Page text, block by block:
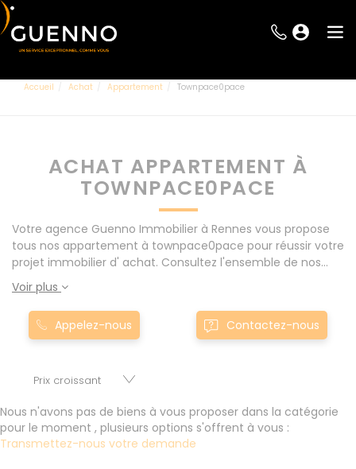
Accueil Achat Appartement Townpace0pace
ACHAT APPARTEMENT À
TOWNPACE0PACE
Votre agence Guenno Immobilier à Rennes vous propose
tous nos appartement à townpace0pace pour réussir votre
projet immobilier d' achat. Consultez l'ensemble de nos
offres à Rennes mais également aux alentours : Le Rheu,
Pacé, Montgermont... Nos appartement à townpace0pace
sont proposés au meilleur prix du marché pour permettre
au plus grand nombre de réussir son projet immobilier.
immeubles, terrains et murs.
Voir plus
Appelez-nous Contactez-nous
Nous n'avons pas de biens à vous proposer dans la catégorie
pour le moment , plusieurs options s'offrent à vous :
Transmettez-nous votre demande